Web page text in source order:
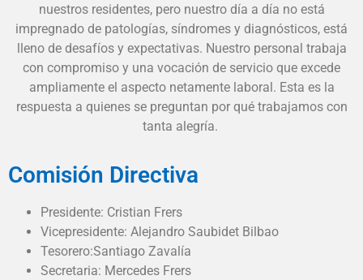
nuestros residentes, pero nuestro día a día no está
impregnado de patologías, síndromes y diagnósticos, está
lleno de desafíos y expectativas. Nuestro personal trabaja
con compromiso y una vocación de servicio que excede
ampliamente el aspecto netamente laboral. Esta es la
respuesta a quienes se preguntan por qué trabajamos con
tanta alegría.
Comisión Directiva
Presidente: Cristian Frers
Vicepresidente: Alejandro Saubidet Bilbao
Tesorero:Santiago Zavalía
Secretaria: Mercedes Frers